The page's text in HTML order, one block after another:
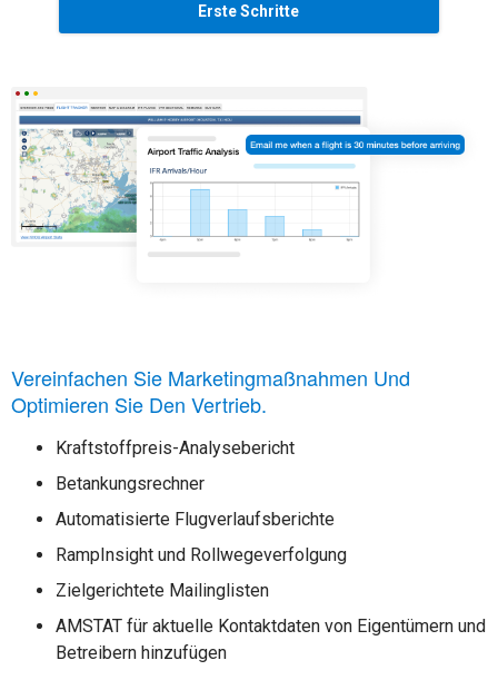
Erste Schritte
Vereinfachen Sie Marketingmaßnahmen Und
Optimieren Sie Den Vertrieb.
Kraftstoffpreis-Analysebericht
Betankungsrechner
Automatisierte Flugverlaufsberichte
RampInsight und Rollwegeverfolgung
Zielgerichtete Mailinglisten
AMSTAT für aktuelle Kontaktdaten von Eigentümern und
Betreibern hinzufügen